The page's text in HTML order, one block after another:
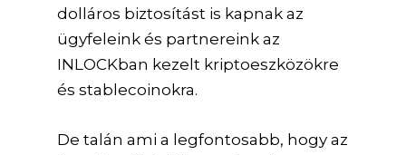
dolláros biztosítást is kapnak az
ügyfeleink és partnereink az
INLOCKban kezelt kriptoeszközökre
és stablecoinokra.
De talán ami a legfontosabb, hogy az